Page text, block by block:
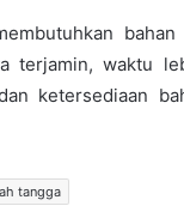
terjamin, waktu
ketersediaan
tangga